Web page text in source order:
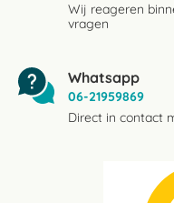
Wij reageren
vragen
Whatsapp
06-21959869
Direct in contact